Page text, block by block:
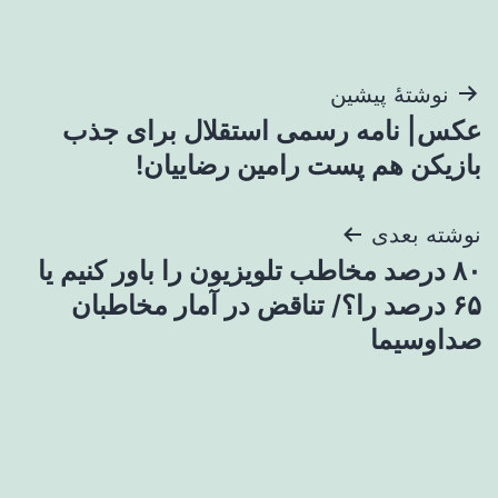
راهبری
نوشته
نوشتهٔ پیشین
عکس| نامه رسمی استقلال برای جذب
بازیکن هم پست رامین رضاییان!
نوشته بعدی
۸۰ درصد مخاطب تلویزیون را باور کنیم یا
۶۵ درصد را؟/ تناقض در آمار مخاطبان
صداوسیما